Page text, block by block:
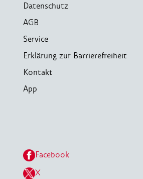
Datenschutz
AGB
Service
Erklärung zur Barrierefreiheit
Kontakt
App
Facebook
X